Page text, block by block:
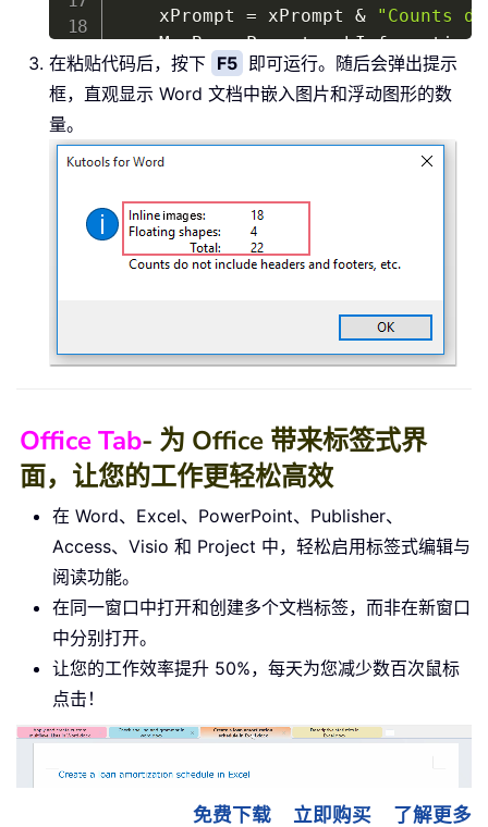
    xPrompt
= xPrompt &
"Counts
    MsgBox xPrompt
, vbInformation
End Sub
在粘贴代码后，按下 F5 即可运行。随后会弹出提示
框，直观显示 Word 文档中嵌入图片和浮动图形的数
量。
Office Tab- 为 Office 带来标签式界
面，让您的工作更轻松高效
在 Word、Excel、PowerPoint、Publisher、
Access、Visio 和 Project 中，轻松启用标签式编辑与
阅读功能。
在同一窗口中打开和创建多个文档标签，而非在新窗口
中分别打开。
让您的工作效率提升 50%，每天为您减少数百次鼠标
点击！
免费下载 立即购买 了解更多